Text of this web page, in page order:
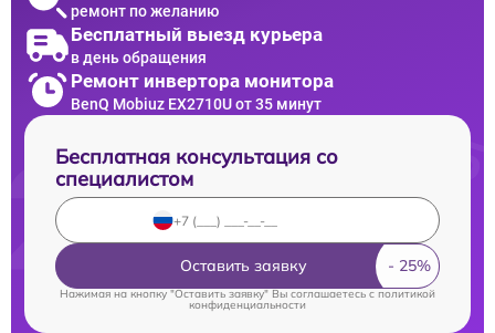
ремонт по желанию
Бесплатный выезд курьера
в день обращения
Ремонт инвертора монитора
BenQ Mobiuz EX2710U от 35 минут
Бесплатная консультация со
специалистом
Оставить заявку
Нажимая на кнопку "Оставить заявку" Вы соглашаетесь cполитикой
конфиденциальности